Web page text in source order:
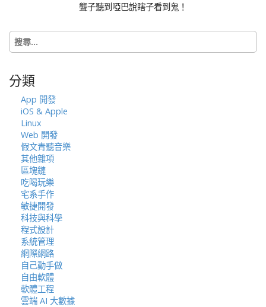
o
n
聾子聽到啞巴說瞎子看到鬼！
搜
尋
字:
分類
App 開發
iOS & Apple
Linux
Web 開發
假文青聽音樂
其他雜項
區塊鏈
吃喝玩樂
宅系手作
敏捷開發
科技與科學
程式設計
系統管理
網際網路
自己動手做
自由軟體
軟體工程
雲端 AI 大數據